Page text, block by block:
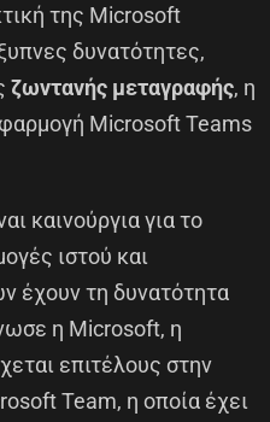
της Microsoft
δυνατότητες,
ζωντανής μεταγραφής, η
Microsoft Teams
καινούργια για το
ιστού και
έχουν τη δυνατότητα
η Microsoft, η
επιτέλους στην
Team, η οποία έχει